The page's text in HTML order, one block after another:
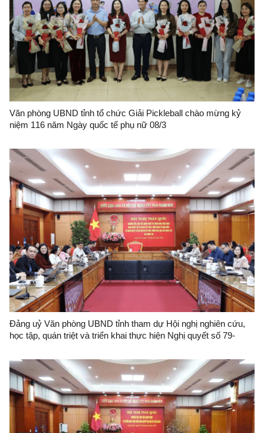
Văn phòng UBND tỉnh tổ chức Giải Pickleball chào mừng kỷ
niệm 116 năm Ngày quốc tế phụ nữ 08/3
Đảng uỷ Văn phòng UBND tỉnh tham dự Hội nghị nghiên cứu,
học tập, quán triệt và triển khai thực hiện Nghị quyết số 79-